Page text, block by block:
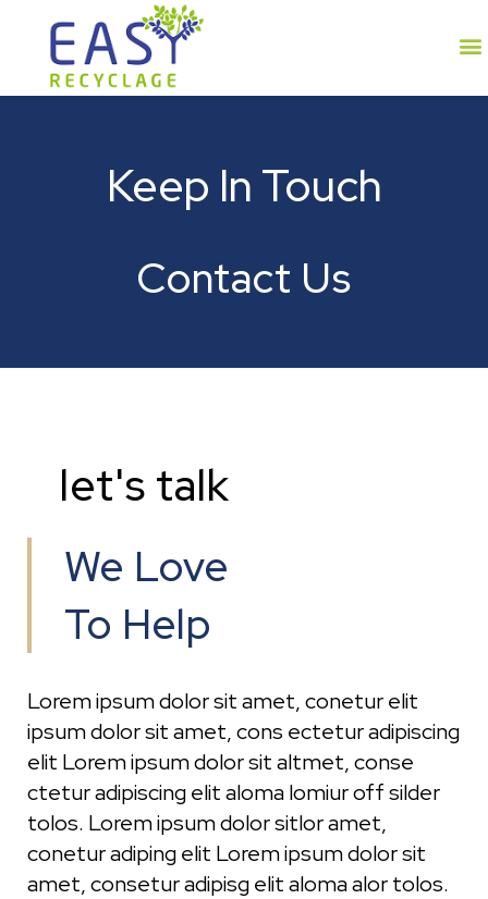
Keep In Touch
Contact Us
let's talk
We Love
To Help
Lorem ipsum dolor sit amet, conetur elit
ipsum dolor sit amet, cons ectetur adipiscing
elit Lorem ipsum dolor sit altmet, conse
ctetur adipiscing elit aloma lomiur off silder
tolos. Lorem ipsum dolor sitlor amet,
conetur adiping elit Lorem ipsum dolor sit
amet, consetur adipisg elit aloma alor tolos.